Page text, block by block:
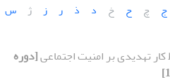
ج چ ح خ د ذ ر ز ژ س
تهدیدی بر امنیت اجتماعی[دوره